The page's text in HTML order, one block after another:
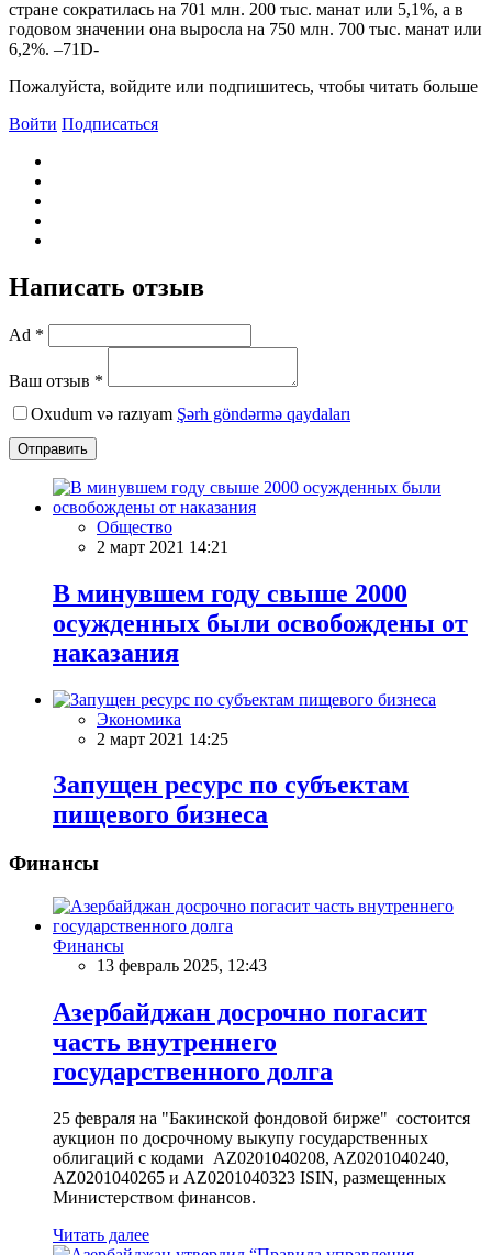
стране сократилась на 701 млн. 200 тыс. манат или 5,1%, а в
годовом значении она выросла на 750 млн. 700 тыс. манат или
6,2%. –71D-
Пожалуйста, войдите или подпишитесь, чтобы читать больше
Войти Подписаться
Написать отзыв
Ad *
Ваш отзыв *
Oxudum və razıyam Şərh göndərmə qaydaları
Отправить
Общество
2 март 2021 14:21
В минувшем году свыше 2000
осужденных были освобождены от
наказания
Экономика
2 март 2021 14:25
Запущен ресурс по субъектам
пищевого бизнеса
Финансы
Финансы
13 февраль 2025, 12:43
Азербайджан досрочно погасит
часть внутреннего
государственного долга
25 февраля на "Бакинской фондовой бирже" состоится
аукцион по досрочному выкупу государственных
облигаций с кодами AZ0201040208, AZ0201040240,
AZ0201040265 и AZ0201040323 ISIN, размещенных
Министерством финансов.
Читать далее